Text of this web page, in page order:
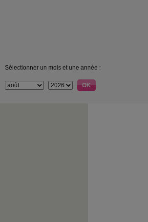
Sélectionner un mois et une année :